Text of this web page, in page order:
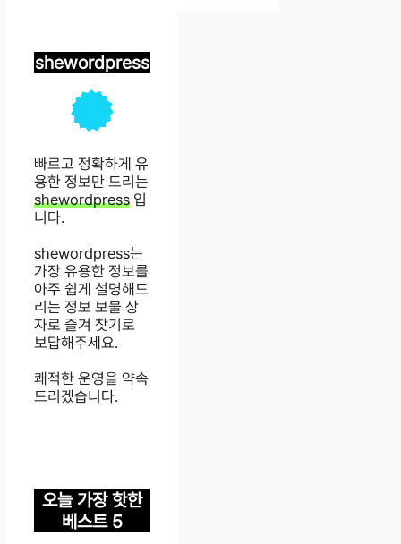
shewordpress
빠르고 정확하게 유
용한 정보만 드리는
shewordpress 입
니다.
shewordpress는
가장 유용한 정보를
아주 쉽게 설명해드
리는 정보 보물 상
자로 즐겨 찾기로
보답해주세요.
쾌적한 운영을 약속
드리겠습니다.
오늘 가장 핫한
베스트 5